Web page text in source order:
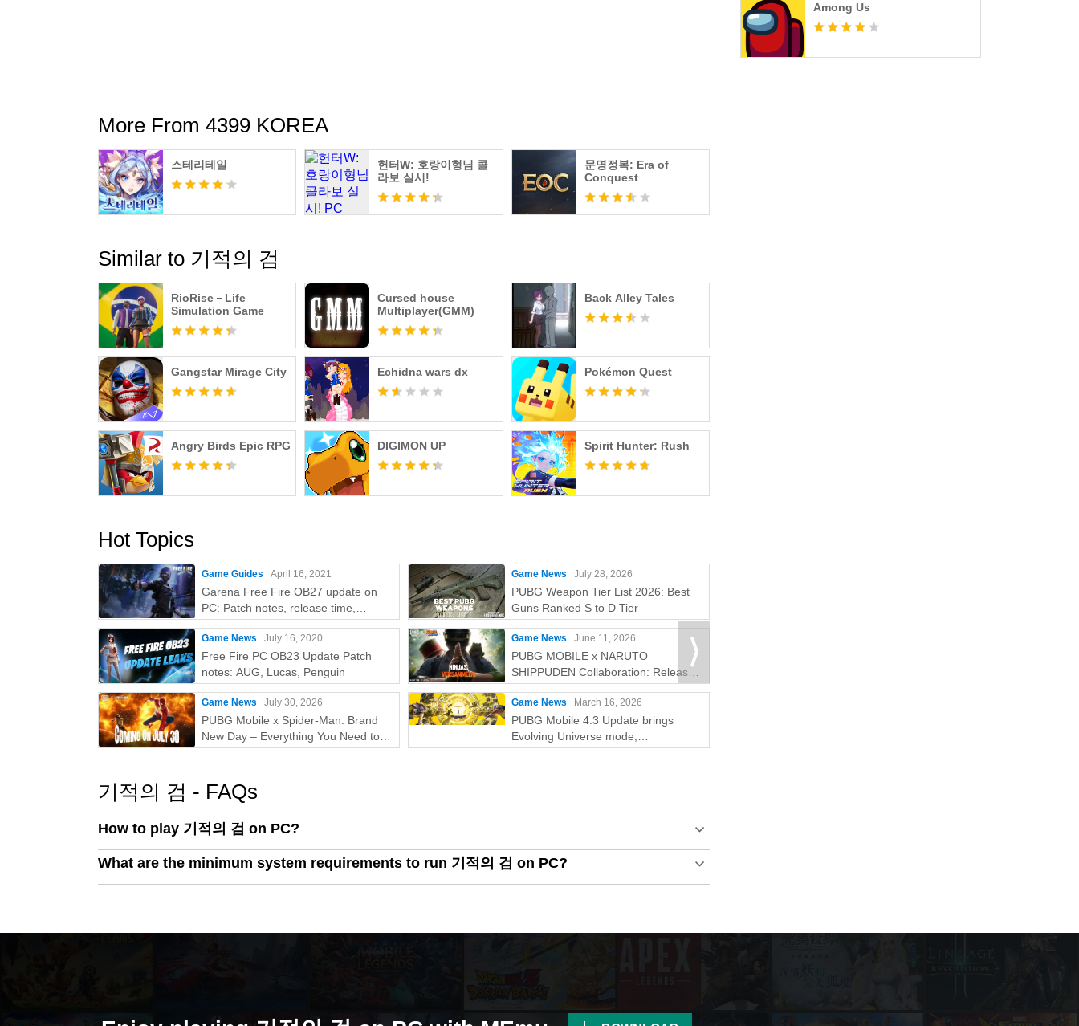
★ 필수 권한
- 저장공간(사진, 미디어, 파일 엑세스): 게임을 설치하고 데이터를 저장하거나 불러올 때 사용합니다.
- 전화(전화 걸기 및 관리): 사용자의 디바이스 정보를 이용한 회원가입에 사용합니다.
★ 선택 권한
- 마이크: 동영상 저장 시 마이크 소리를 녹음하기 위해 사용됩니다.
- SMS, 주소록: 계정 확인, 게임 최신 정보 및 서비스를 제공하기 위해 사용됩니다.
- 위치 정보: 푸쉬 알림 설정에 사용됩니다.
★ 접근권한 설정 및 철회 방법
- 운영체제 6.0 이상:
접근 권한별 철회 방법: 단말기 설정 > 개인정보 보호 선택 > 권한 관리자 선택 > 해당 접근 권한 선택 > 해당
앱 선택 > 접근 권한 동의 또는 철회 선택
앱별 철회 방법: 단말기 설정 > 앱 > 해당 앱 선택 > 권한 선택 > 접근 권한 동의 또는 철회 선택
- 운영체제 6.0 미만: 접근권한 철회가 불가하므로 앱을 삭제하거나 OS 업데이트 필요
------------------
개발자 연락처:
※게임관련 문의는 게임내 고객센터로 접수해주시기 바랍니다.
------------------
----
개발자 연락처 :
(주)사삼구구코리아 대한민국 서울특별시 금천구
금천구 서부샛길 606, 비동 1908호(가산동, 대성디폴리스지식산업센터)
08504 1138658836 제2013-서울금천-0899호 금천구청
More From 4399 KOREA
스테리테일
헌터W: 호랑이형님 콜
라보 실시!
문명정복: Era of
Conquest
Similar to 기적의 검
RioRise－Life
Simulation Game
Cursed house
Multiplayer(GMM)
Back Alley Tales
Gangstar Mirage City Echidna wars dx Pokémon Quest
Angry Birds Epic RPG DIGIMON UP Spirit Hunter: Rush
Hot Topics
Game Guides April 16, 2021
Garena Free Fire OB27 update on
PC: Patch notes, release time,
characters, weapons, and more
Game News July 16, 2020
Free Fire PC OB23 Update Patch
notes: AUG, Lucas, Penguin
Game News July 30, 2026
PUBG Mobile x Spider-Man: Brand
New Day – Everything You Need to
Know
Game News July 28, 2026
PUBG Weapon Tier List 2026: Best
Guns Ranked S to D Tier
Game News June 11, 2026
PUBG MOBILE x NARUTO
SHIPPUDEN Collaboration: Release
Date & Free Rewards
Game News March 16, 2026
PUBG Mobile 4.3 Update brings
Evolving Universe mode,
collaboration, and 8th Anniversary
기적의 검 - FAQs
How to play 기적의 검 on PC?
What are the minimum system requirements to run 기적의 검 on PC?
Among Us